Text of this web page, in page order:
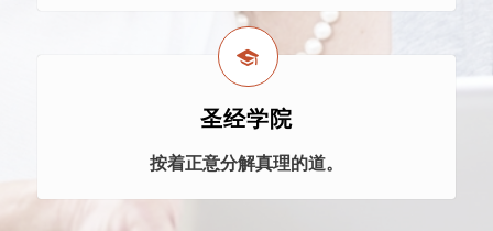
圣经学院
按着正意分解真理的道。